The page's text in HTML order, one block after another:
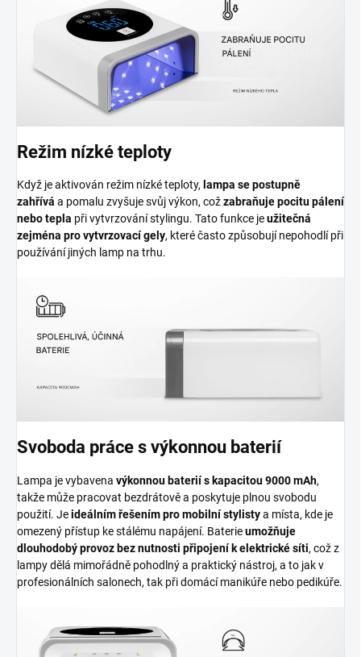
Režim nízké teploty
Když je aktivován režim nízké teploty, lampa se postupně
zahřívá a pomalu zvyšuje svůj výkon, cožzabraňuje pocitu pálení
nebo tepla při vytvrzování stylingu. Tato funkce jeužitečná
zejména pro vytvrzovací gely, které často způsobují nepohodlí při
používání jiných lamp na trhu.
Svoboda práce s výkonnou baterií
Lampa je vybavena výkonnou baterií s kapacitou 9000 mAh,
takže může pracovat bezdrátově a poskytuje plnou svobodu
použití. Jeideálním řešením pro mobilní stylistya místa, kde je
omezený přístup ke stálému napájení. Baterieumožňuje
dlouhodobý provoz bez nutnosti připojení k elektrické síti, což z
lampy dělá mimořádně pohodlný a praktický nástroj, a to jak v
profesionálních salonech, tak při domácí manikúře nebo pedikúře.